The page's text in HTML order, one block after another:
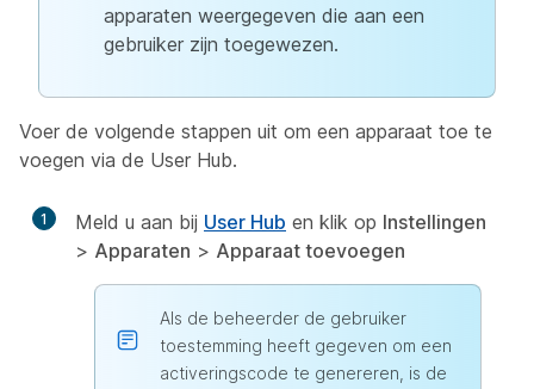
apparaten weergegeven die aan een
gebruiker zijn toegewezen.
Voer de volgende stappen uit om een apparaat toe te
voegen via de User Hub.
1 Meld u aan bij User Hub en klik op Instellingen
> Apparaten > Apparaat toevoegen
Als de beheerder de gebruiker
toestemming heeft gegeven om een
activeringscode te genereren, is de